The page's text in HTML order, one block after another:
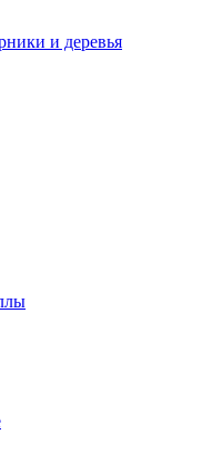
и деревья